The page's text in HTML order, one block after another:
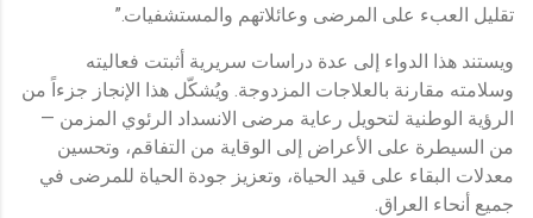
تقليل العبء على المرضى وعائلاتهم والمستشفيات.”
ويستند هذا الدواء إلى عدة دراسات سريرية أثبتت فعاليته
وسلامته مقارنة بالعلاجات المزدوجة. ويُشكّل هذا الإنجاز جزءاً من
الرؤية الوطنية لتحويل رعاية مرضى الانسداد الرئوي المزمن —
من السيطرة على الأعراض إلى الوقاية من التفاقم، وتحسين
معدلات البقاء على قيد الحياة، وتعزيز جودة الحياة للمرضى في
جميع أنحاء العراق.